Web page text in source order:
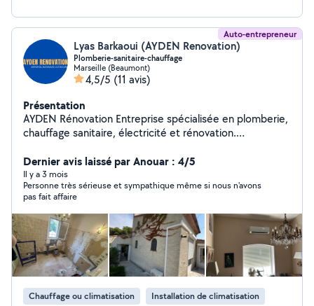
Auto-entrepreneur
Lyas Barkaoui (AYDEN Renovation)
Plomberie-sanitaire-chauffage
Marseille (Beaumont)
4,5/5 (11 avis)
Présentation
AYDEN Rénovation Entreprise spécialisée en plomberie,
chauffage sanitaire, électricité et rénovation.
Urgences 24h/24 7j/7 N'hésitez pas à nous contacter.
Dernier avis laissé par Anouar : 4/5
Il y a 3 mois
Personne très sérieuse et sympathique même si nous n'avons
pas fait affaire
Chauffage ou climatisation Installation de climatisation